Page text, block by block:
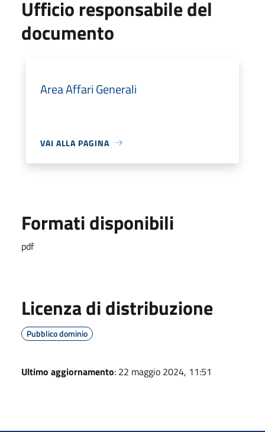
Ufficio responsabile del
documento
Area Affari Generali
VAI ALLA PAGINA
Formati disponibili
pdf
Licenza di distribuzione
Pubblico dominio
Ultimo aggiornamento: 22 maggio 2024, 11:51